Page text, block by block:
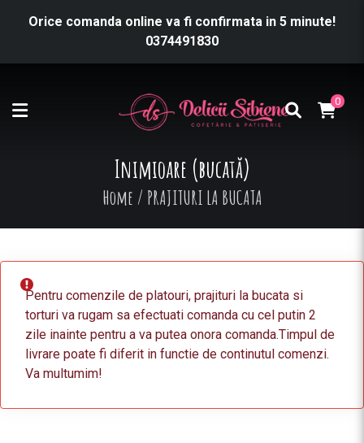
Orice comanda online va fi confirmata in 5 minute!
0374491830
0
Inimioare (bucată)
Home / PRAJITURI LA BUCATA
Pentru comenzile de platouri, prajituri la bucata si
torturi va rugam sa efectuati comanda cu cel putin 2
zile inainte pentru a va putea onora comanda.Timpul de
livrare poate fi diferit in functie de continutul comenzi.
Va multumim!